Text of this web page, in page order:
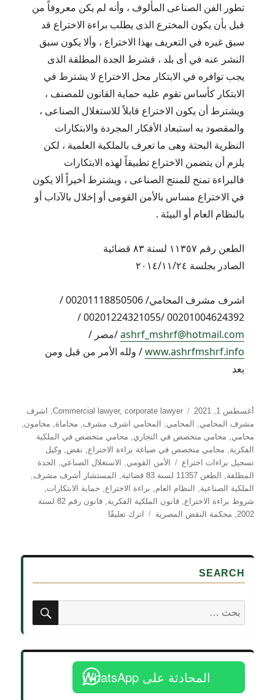
تطور الفن الصناعى المألوف ، وأنه لم يكن معروفاً من
قبل بأن يكون المخترع الذى يطلب براءة الاختراع قد
سبق غيره في التعريف بهذا الاختراع ، وألا يكون سبق
النشر عنه في أى بلد ، فشرط الجدة المطلقة الذى
يجب توافره في الابتكار محل الاختراع لا يشترط في
الابتكار كأساس تقوم عليه حماية القانون للمصنف ،
ويشترط أن يكون الاختراع قابلاً للاستغلال الصناعى ،
والمقصود به استبعاد الأفكار المجردة والابتكارات
النظرية البحتة وهى ما تعرف بالملكية العلمية ، لكن
يلزم أن يتضمن الاختراع تطبيقاً لهذه الابتكارات
فالبراءة تمنح للمنتج الصناعى ، ويشترط أخيراً ألا يكون
في الاختراع مساس بالأمن القومى أو إخلال بالآداب أو
بالنظام العام أو البيئة .
الطعن رقم ١١٣٥٧ لسنة ٨٣ قضائية
الصادر بجلسة ٢٠١٤/١١/٢٤
اشرف مشرف المحامي/ 00201118850506 /
00201004624392 /00201224321055 /
ashrf_mshrf@hotmail.com/مصر /
www.ashrfmshrf.info/ ولله الأمر من قبل ومن
بعد
نُشرت
في
أغسطس 1, 2021 التصنيفات Commercial lawyer, corporate lawyer
,
اشرف
مشرف المحامي, المحامي, المحامي اشرف مشرف, محاماة, محامون,
محامي, محامي متخصص في التجاري, محامي متخصص في الملكية
الفكرية, محامي متخصص في صياغة براءة الاختراع, نقض,وكيل
تسجيل براءات اختراع
الوسوم
الأمن القومي, الاستغلال الصناعي,
الجدة
المطلقة, الطعن 11357 لسنة 83 قضائية , المستشار أشرف مشرف,
الملكية الصناعية, النظام العام, براءة الاختراع, حماية الابتكارات,
شروط براءة الاختراع,قانون الملكية الفكرية,
قانون رقم 82 لسنة
2002
, محكمة النقض المصرية اترك تعليقًا
انطواء
وقابليته
للاستغلال
الصناعى
SEARCH
البحث
عن:
بحث
المحادثة على WhatsApp